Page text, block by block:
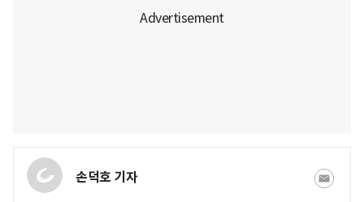
손덕호 기자